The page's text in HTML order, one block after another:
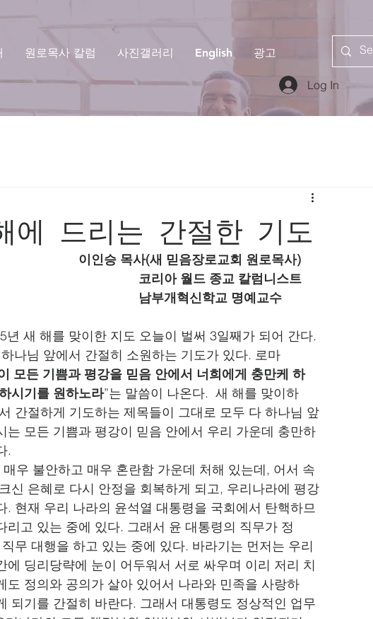
원로목사 칼럼 사진갤러리 English 광고
Log In
드리는 간절한 기도
                                                                              이인승 목사(새 믿음장로교회 원로목사)
종교 칼럼니스트
학교 명예교수
년 새 해를 맞이한 지도 오늘이 벌써 3일째가 되어 간다.
나님 앞에서 간절히 소원하는 기도가 있다. 로마
모든 기쁨과 평강을 믿음 안에서 너희에게 충만케 하
시기를 원하노라”는 말씀이 나온다.  새 해를 맞이하
간절하게 기도하는 제목들이 그대로 모두 다 하나님 앞
모든 기쁨과 평강이 믿음 안에서 우리 가운데 충만하
.
우 불안하고 매우 혼란함 가운데 처해 있는데, 어서 속
신 은혜로 다시 안정을 회복하게 되고, 우리나라에 평강
. 현재 우리 나라의 윤석열 대통령을 국회에서 탄핵하므
고 있는 중에 있다. 그래서 윤 대통령의 직무가 정
무 대행을 하고 있는 중에 있다. 바라기는 먼저는 우리
딩리당략에 눈이 어두워서 서로 싸우며 이리 저리 치
정의와 공의가 살아 있어서 나라와 민족을 사랑하
되기를 간절히 바란다. 그래서 대통령도 정상적인 업무